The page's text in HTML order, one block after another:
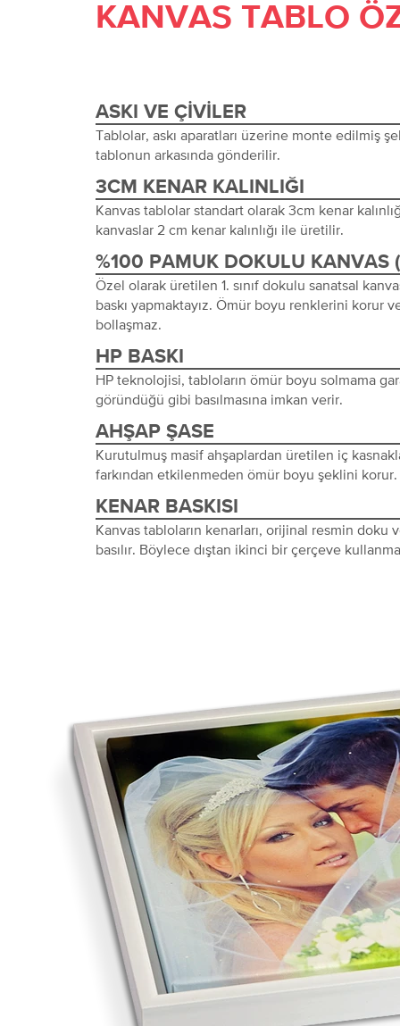
KANVAS TABLO
ASKI VE ÇIVILER
Tablolar, askı aparatları üzerine monte edilmiş
tablonun arkasında gönderilir.
3CM KENAR KALINLIĞI
Kanvas tablolar standart olarak 3cm kenar
kanvaslar 2 cm kenar kalınlığı ile üretilir.
%100 PAMUK DOKULU KANVAS
Özel olarak üretilen 1. sınıf dokulu sanatsal
baskı yapmaktayız. Ömür boyu renklerini korur ve
bollaşmaz.
HP BASKI
HP teknolojisi, tabloların ömür boyu solmama
göründüğü gibi basılmasına imkan verir.
AHŞAP ŞASE
Kurutulmuş masif ahşaplardan üretilen iç
farkından etkilenmeden ömür boyu şeklini korur.
KENAR BASKISI
Kanvas tabloların kenarları, orijinal resmin
basılır. Böylece dıştan ikinci bir çerçeve